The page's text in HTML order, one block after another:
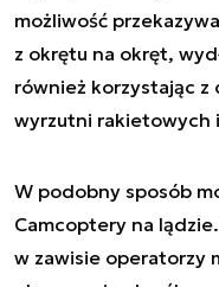
możliwość
z okrętu na okręt,
również korzystając
wyrzutni rakietowych
W podobny sposób
Camcoptery na
w zawisie operatorzy